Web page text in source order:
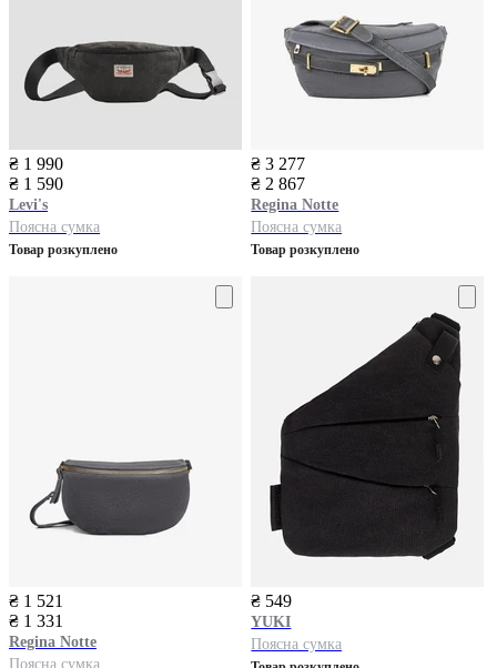
₴ 1 990
₴ 1 590
Levi's
Поясна сумка
Товар розкуплено
₴ 3 277
₴ 2 867
Regina Notte
Поясна сумка
Товар розкуплено
₴ 1 521
₴ 1 331
Regina Notte
Поясна сумка
₴ 549
YUKI
Поясна сумка